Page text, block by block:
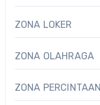
ZONA LOKER
ZONA OLAHRAGA
ZONA PERCINTAAN